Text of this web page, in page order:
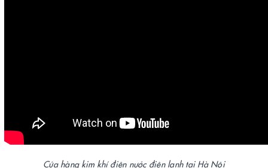
Cửa hàng kim khí điện nước điện lạnh tại Hà Nội